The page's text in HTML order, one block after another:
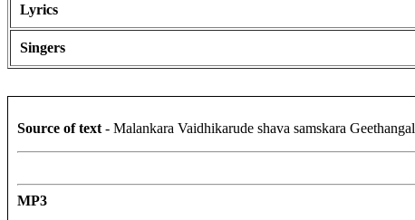
Lyrics
Singers
Source of text - Malankara Vaidhikarude shava samskara Geethangal
MP3